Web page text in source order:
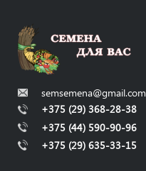
semsemena@gmail.com
+375 (29) 368-28-38
+375 (44) 590-90-96
+375 (29) 635-33-15